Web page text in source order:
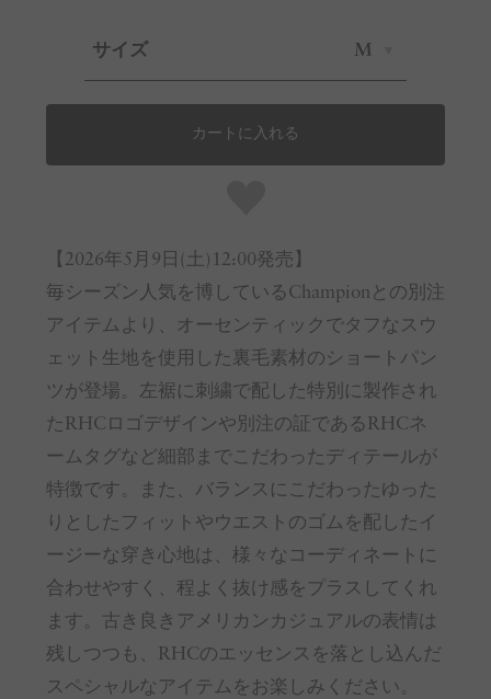
サイズ M
カートに入れる
【2026年5月9日(土)12:00発売】
毎シーズン人気を博しているChampionとの別注
アイテムより、オーセンティックでタフなスウ
ェット生地を使用した裏毛素材のショートパン
ツが登場。左裾に刺繍で配した特別に製作され
たRHCロゴデザインや別注の証であるRHCネ
ームタグなど細部までこだわったディテールが
特徴です。また、バランスにこだわったゆった
りとしたフィットやウエストのゴムを配したイ
ージーな穿き心地は、様々なコーディネートに
合わせやすく、程よく抜け感をプラスしてくれ
ます。古き良きアメリカンカジュアルの表情は
残しつつも、RHCのエッセンスを落とし込んだ
スペシャルなアイテムをお楽しみください。